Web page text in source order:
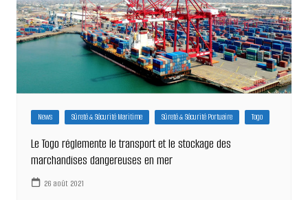
News Sûreté & Sécurité Maritime Sûreté & Sécurité Portuaire Togo
Le Togo réglemente le transport et le stockage des
marchandises dangereuses en mer
26 août 2021